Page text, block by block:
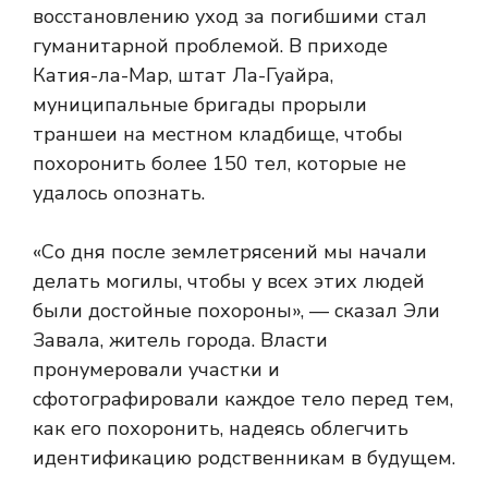
восстановлению уход за погибшими стал
гуманитарной проблемой. В приходе
Катия-ла-Мар, штат Ла-Гуайра,
муниципальные бригады прорыли
траншеи на местном кладбище, чтобы
похоронить более 150 тел, которые не
удалось опознать.
«Со дня после землетрясений мы начали
делать могилы, чтобы у всех этих людей
были достойные похороны», — сказал Эли
Завала, житель города. Власти
пронумеровали участки и
сфотографировали каждое тело перед тем,
как его похоронить, надеясь облегчить
идентификацию родственникам в будущем.